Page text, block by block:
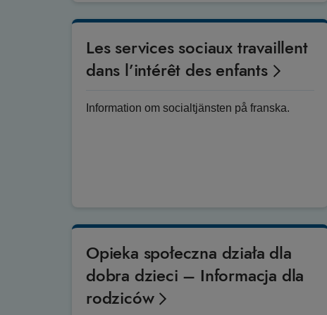
Les services sociaux travaillent
dans l’intérêt des enfants
Information om socialtjänsten på franska.
Opieka społeczna działa dla
dobra dzieci – Informacja dla
rodziców